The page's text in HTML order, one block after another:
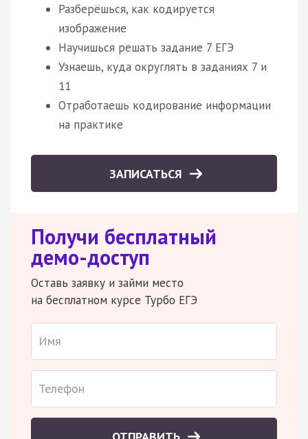
Разберёшься, как кодируется
изображение
Научишься решать задание 7 ЕГЭ
Узнаешь, куда округлять в заданиях 7 и
11
Отработаешь кодирование информации
на практике
ЗАПИСАТЬСЯ
Получи бесплатный
демо-доступ
Оставь заявку и займи место
на бесплатном курсе Турбо ЕГЭ